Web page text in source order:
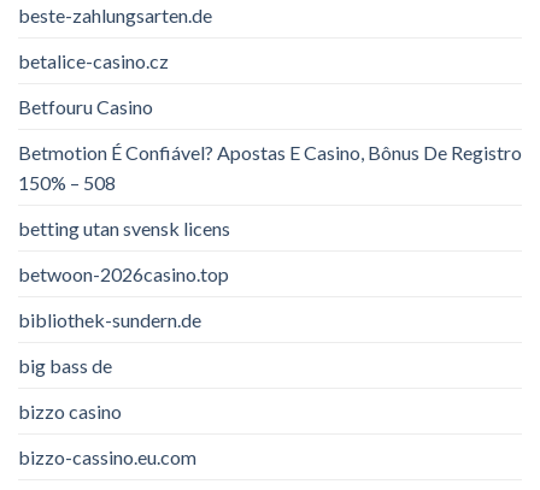
beste-zahlungsarten.de
betalice-casino.cz
Betfouru Casino
Betmotion É Confiável? Apostas E Casino, Bônus De Registro
150% – 508
betting utan svensk licens
betwoon-2026casino.top
bibliothek-sundern.de
big bass de
bizzo casino
bizzo-cassino.eu.com